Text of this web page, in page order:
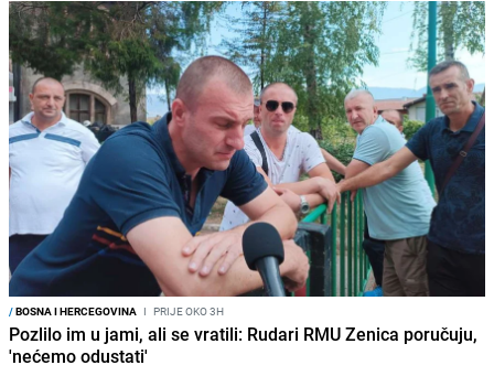
/BOSNA I HERCEGOVINA I PRIJE OKO 3H
Pozlilo im u jami, ali se vratili: Rudari RMU Zenica poručuju,
'nećemo odustati'